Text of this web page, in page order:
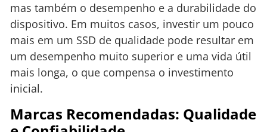
mas também o desempenho e a durabilidade do
dispositivo. Em muitos casos, investir um pouco
mais em um SSD de qualidade pode resultar em
um desempenho muito superior e uma vida útil
mais longa, o que compensa o investimento
inicial.
Marcas Recomendadas: Qualidade